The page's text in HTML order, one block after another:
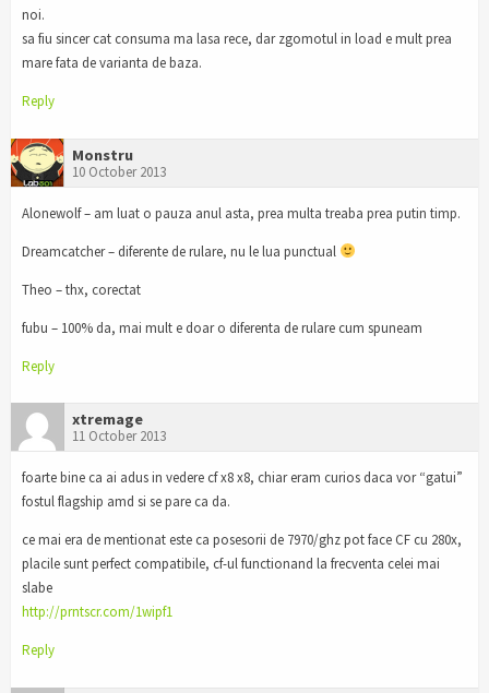
noi.
sa fiu sincer cat consuma ma lasa rece, dar zgomotul in load e mult prea
mare fata de varianta de baza.
Reply
Monstru
10 October 2013
Alonewolf – am luat o pauza anul asta, prea multa treaba prea putin timp.
Dreamcatcher – diferente de rulare, nu le lua punctual
Theo – thx, corectat
fubu – 100% da, mai mult e doar o diferenta de rulare cum spuneam
Reply
xtremage
11 October 2013
foarte bine ca ai adus in vedere cf x8 x8, chiar eram curios daca vor “gatui”
fostul flagship amd si se pare ca da.
ce mai era de mentionat este ca posesorii de 7970/ghz pot face CF cu 280x,
placile sunt perfect compatibile, cf-ul functionand la frecventa celei mai
slabe
http://prntscr.com/1wipf1
Reply